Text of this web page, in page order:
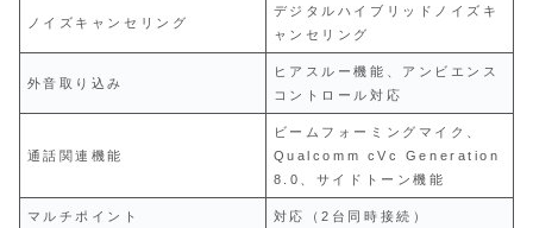
ノイズキャンセリング
デジタルハイブリッドノイズキ
ャンセリング
外音取り込み
ヒアスルー機能、アンビエンス
コントロール対応
通話関連機能
ビームフォーミングマイク、
Qualcomm cVc Generation
8.0、サイドトーン機能
マルチポイント 対応（2台同時接続）